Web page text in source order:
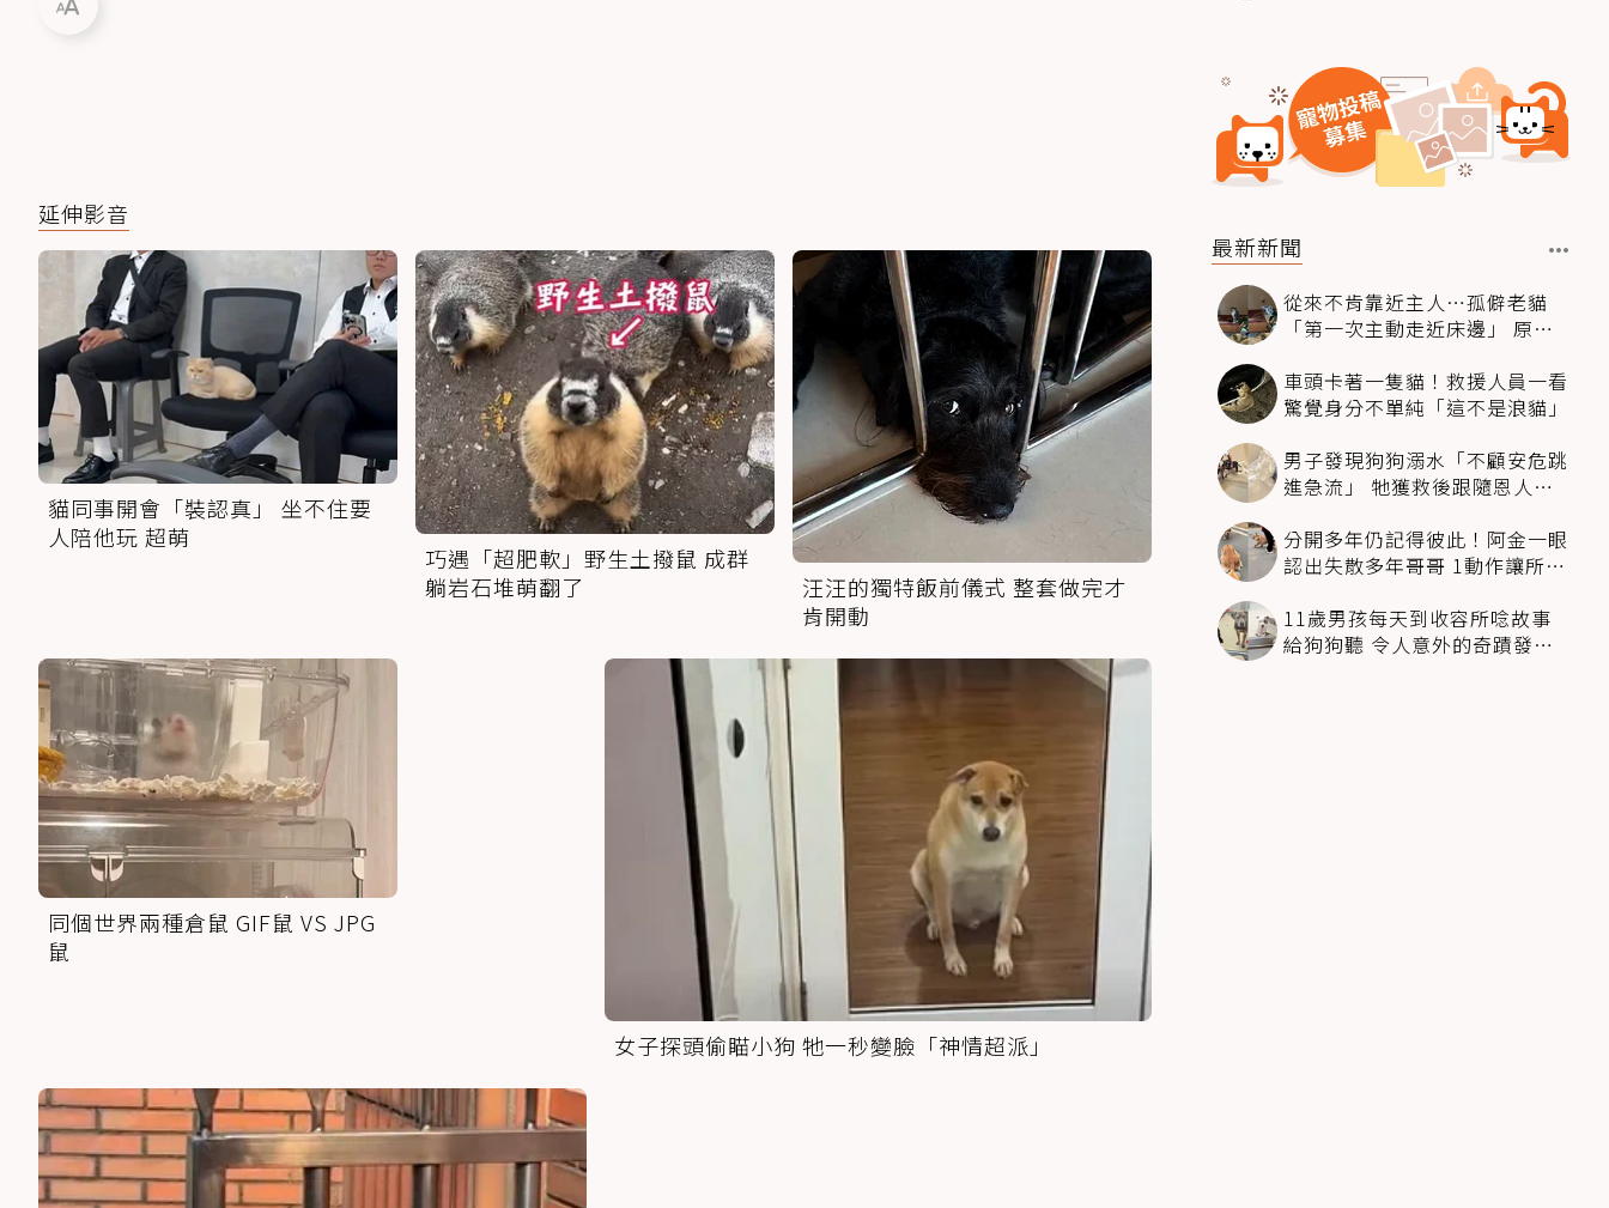
延伸影音
貓同事開會「裝認真」 坐不住要
人陪他玩 超萌
巧遇「超肥軟」野生土撥鼠 成群
躺岩石堆萌翻了
汪汪的獨特飯前儀式 整套做完才
肯開動
同個世界兩種倉鼠 GIF鼠 VS JPG
鼠
女子探頭偷瞄小狗 牠一秒變臉「神情超派」
最新新聞
從來不肯靠近主人…孤僻老貓
「第一次主動走近床邊」 原因
車頭卡著一隻貓！救援人員一看
驚覺身分不單純「這不是浪貓」
男子發現狗狗溺水「不顧安危跳
進急流」 牠獲救後跟隨恩人不
分開多年仍記得彼此！阿金一眼
認出失散多年哥哥 1動作讓所有
11歲男孩每天到收容所唸故事
給狗狗聽 令人意外的奇蹟發生